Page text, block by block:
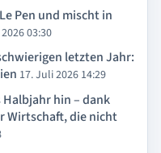
Pen und mischt in
03:30
letzten Jahr:
17. Juli 2026 14:29
Halbjahr hin – dank
Wirtschaft, die nicht